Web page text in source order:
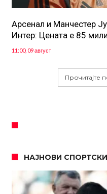
Арсенал и Манчестер
Интер: Цената е 85
11:00, 09 август
Прочитајте
НАЈНОВИ